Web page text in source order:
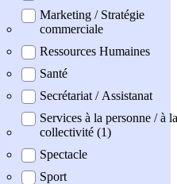
Marketing / Stratégie
commerciale
Ressources Humaines
Santé
Secrétariat / Assistanat
Services à la personne / à la
collectivité (1)
Spectacle
Sport